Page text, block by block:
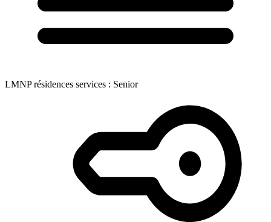
LMNP résidences services : Senior